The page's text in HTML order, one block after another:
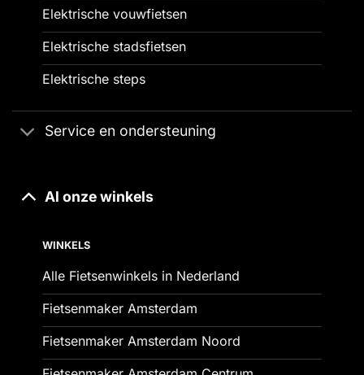
Elektrische vouwfietsen
Elektrische stadsfietsen
Elektrische steps
Service en ondersteuning
Al onze winkels
WINKELS
Alle Fietsenwinkels in Nederland
Fietsenmaker Amsterdam
Fietsenmaker Amsterdam Noord